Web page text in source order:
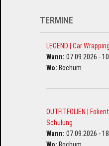
TERMINE
LEGEND | Car
Wann: 07.09.2026 -
Wo: Bochum
OUTFITFOLIEN |
Schulung
Wann: 07.09.2026 -